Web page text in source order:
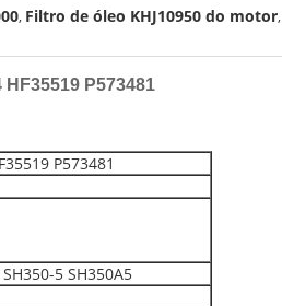
, Filtro de óleo KHJ10950 do motor,
P573481
P573481
5 SH350A5